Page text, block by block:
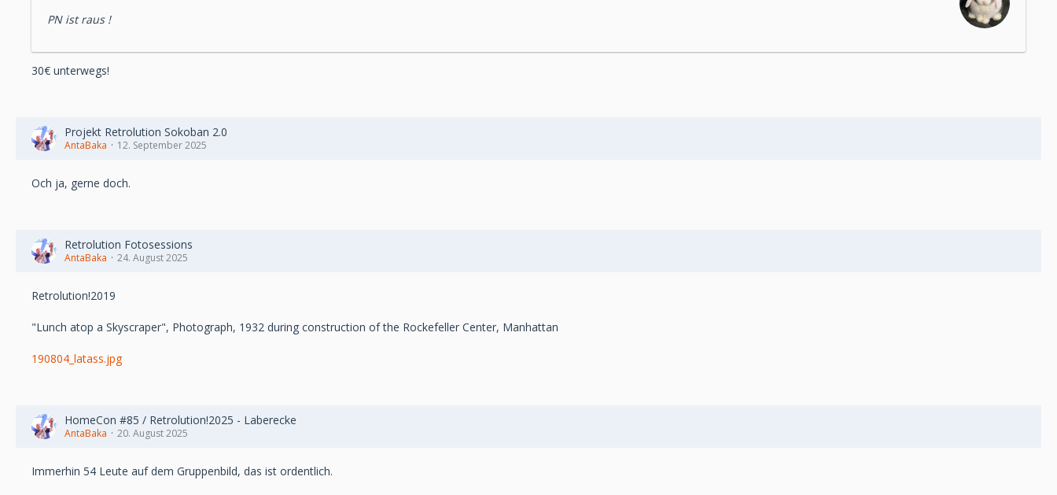
PN ist raus !
30€ unterwegs!
Projekt Retrolution Sokoban 2.0
AntaBaka 12. September 2025
Och ja, gerne doch.
Retrolution Fotosessions
AntaBaka 24. August 2025
Retrolution!2019
"Lunch atop a Skyscraper", Photograph, 1932 during construction of the Rockefeller Center, Manhattan
190804_latass.jpg
HomeCon #85 / Retrolution!2025 - Laberecke
AntaBaka 20. August 2025
Immerhin 54 Leute auf dem Gruppenbild, das ist ordentlich.